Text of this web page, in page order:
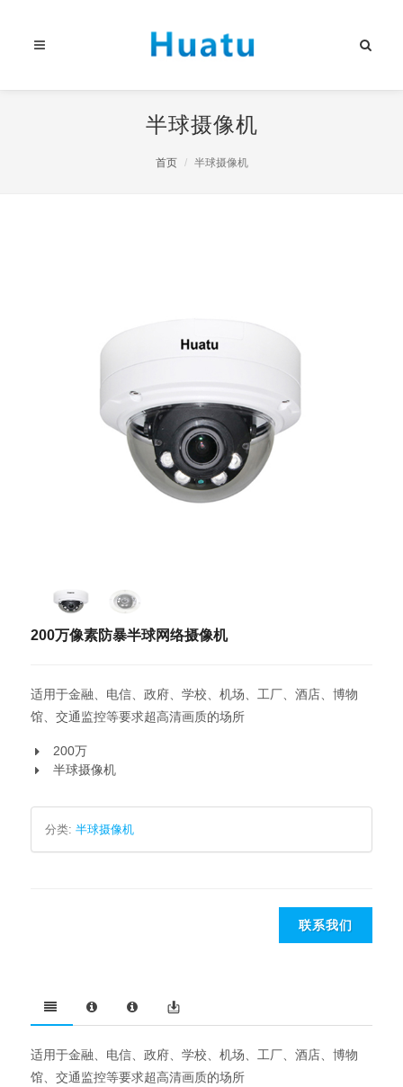
半球摄像机
首页 半球摄像机
200万像素防暴半球网络摄像机
适用于金融、电信、政府、学校、机场、工厂、酒店、博物
馆、交通监控等要求超高清画质的场所
200万
半球摄像机
分类: 半球摄像机
联系我们
适用于金融、电信、政府、学校、机场、工厂、酒店、博物
馆、交通监控等要求超高清画质的场所